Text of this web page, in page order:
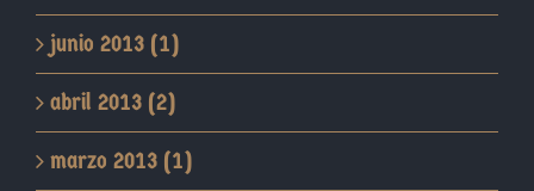
junio 2013 (1)
abril 2013 (2)
marzo 2013 (1)